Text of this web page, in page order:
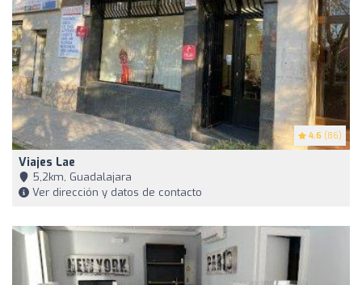
4.6 (86)
Viajes Lae
5,2km, Guadalajara
Ver dirección y datos de contacto